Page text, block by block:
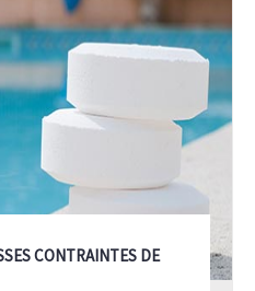
CONTRAINTES DE